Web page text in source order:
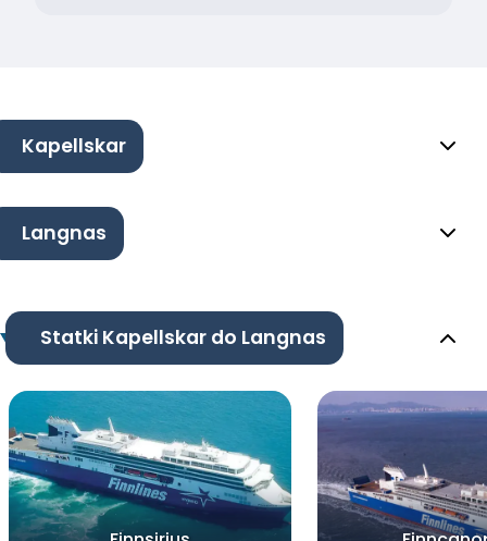
Kapellskar
Langnas
Statki Kapellskar do Langnas